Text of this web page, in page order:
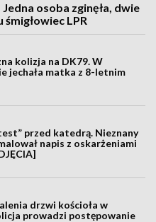
osoba zginęła, dwie
LPR
kolizja na DK79. W
jechała matka z 8-letnim
przed katedrą. Nieznany
napis z oskarżeniami
drzwi kościoła w
prowadzi postępowanie